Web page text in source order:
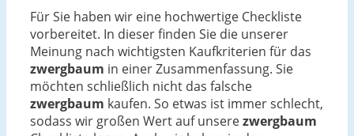
Für Sie haben wir eine hochwertige Checkliste
vorbereitet. In dieser finden Sie die unserer
Meinung nach wichtigsten Kaufkriterien für das
zwergbaum in einer Zusammenfassung. Sie
möchten schließlich nicht das falsche
zwergbaum kaufen. So etwas ist immer schlecht,
sodass wir großen Wert auf unserezwergbaum